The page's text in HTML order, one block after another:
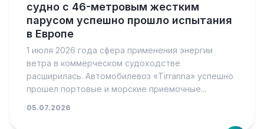
судно с 46-метровым жестким
парусом успешно прошло испытания
в Европе
1 июля 2026 года сфера применения энергии
ветра в коммерческом судоходстве
расширилась. Автомобилевоз «Tirranna» успешно
прошел портовые и морские приемочные...
05.07.2026